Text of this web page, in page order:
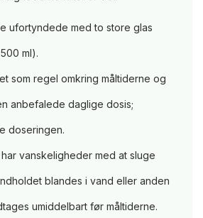
ufortyndede med to store glas
ml).
som regel omkring måltiderne og
anbefalede daglige dosis;
doseringen.
vanskeligheder med at sluge
blandes i vand eller anden
umiddelbart før måltiderne.